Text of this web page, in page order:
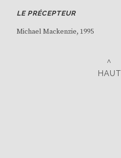
LE PRÉCEPTEUR
Michael Mackenzie, 1995
^
HAUT